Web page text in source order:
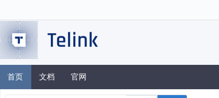
首页 文档 官网